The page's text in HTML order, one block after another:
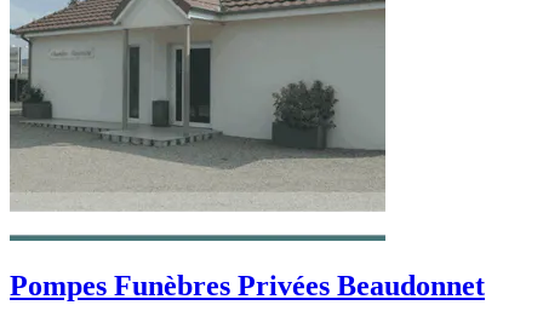
Pompes Funèbres Privées Beaudonnet